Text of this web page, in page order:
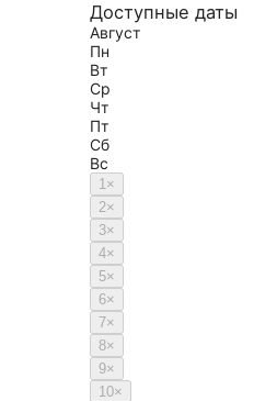
Доступные даты
Август
Пн
Вт
Ср
Чт
Пт
Сб
Вс
1×
2×
3×
4×
5×
6×
7×
8×
9×
10×